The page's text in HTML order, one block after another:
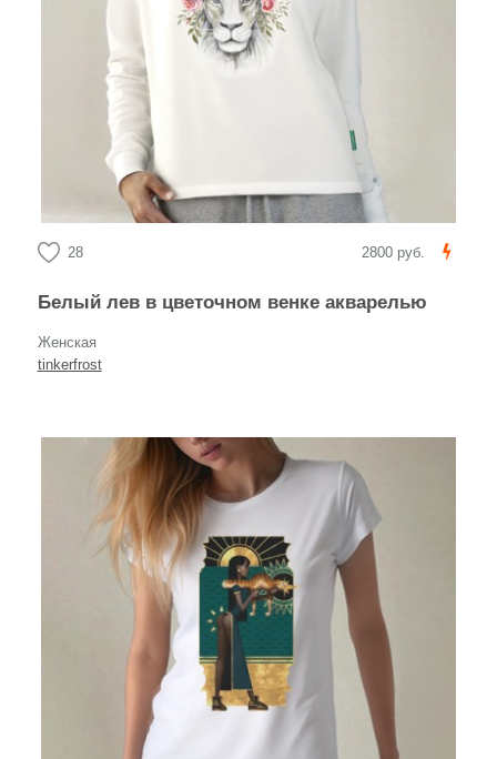
28 2800 руб.
Белый лев в цветочном венке акварелью
Женская
tinkerfrost